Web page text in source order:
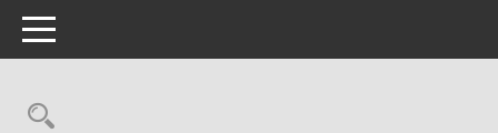
Toggle navigation